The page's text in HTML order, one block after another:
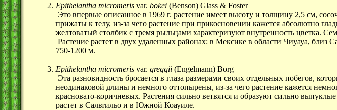
Epithelantha micromeris var. bokei (Benson) Glass & Foster
Это впервые описанное в 1969 г. растение имеет высоту и толщину 2,5 см,
прижаты к телу, из-за чего растение при прикосновении кажется абсолютно
желтоватый столбик с тремя рыльцами характеризуют внутренность цветка.
Растение растет в двух удаленных районах: в Мексике в области Чиуауа, близ
750-1200 м.
Epithelantha micromeris var. greggii (Engelmann) Borg
Эта разновидность бросается в глаза размерами своих отдельных побегов,
неодинаковой длины и немного оттопырены, из-за чего растение кажется
красновато-коричневых. Растения сильно ветвятся и образуют сильно
растет в Сальтильо и в Южной Коауиле.